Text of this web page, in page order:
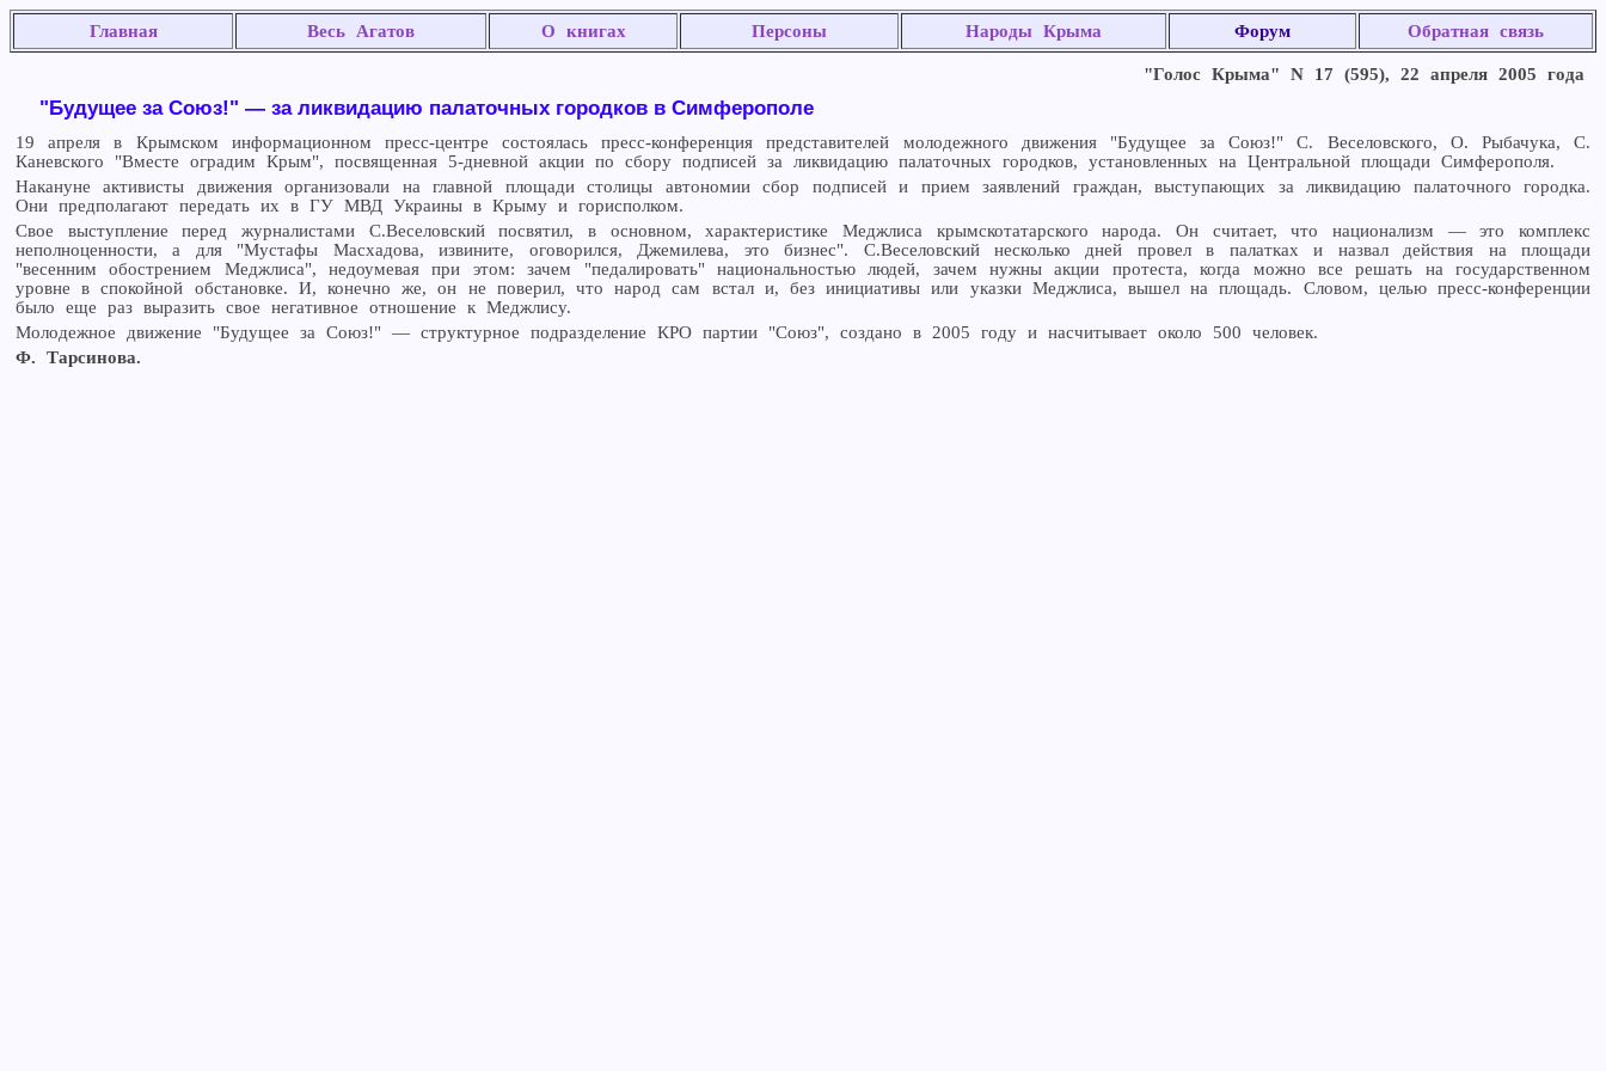
Главная Весь Агатов О книгах Персоны Народы Крыма Форум Обратная связь
"Голос Крыма" N 17 (595), 22 апреля 2005 года
"Будущее за Союз!" — за ликвидацию палаточных городков в Симферополе
19 апреля в Крымском информационном пресс-центре состоялась пресс-конференция представителей молодежного движения "Будущее за Союз!" С. Веселовского, О. Рыбачука, С.
Каневского "Вместе оградим Крым", посвященная 5-дневной акции по сбору подписей за ликвидацию палаточных городков, установленных на Центральной площади Симферополя.
Накануне активисты движения организовали на главной площади столицы автономии сбор подписей и прием заявлений граждан, выступающих за ликвидацию палаточного городка.
Они предполагают передать их в ГУ МВД Украины в Крыму и горисполком.
Свое выступление перед журналистами С.Веселовский посвятил, в основном, характеристике Меджлиса крымскотатарского народа. Он считает, что национализм — это комплекс
неполноценности, а для "Мустафы Масхадова, извините, оговорился, Джемилева, это бизнес". С.Веселовский несколько дней провел в палатках и назвал действия на площади
"весенним обострением Меджлиса", недоумевая при этом: зачем "педалировать" национальностью людей, зачем нужны акции протеста, когда можно все решать на государственном
уровне в спокойной обстановке. И, конечно же, он не поверил, что народ сам встал и, без инициативы или указки Меджлиса, вышел на площадь. Словом, целью пресс-конференции
было еще раз выразить свое негативное отношение к Меджлису.
Молодежное движение "Будущее за Союз!" — структурное подразделение КРО партии "Союз", создано в 2005 году и насчитывает около 500 человек.
Ф. Тарсинова.